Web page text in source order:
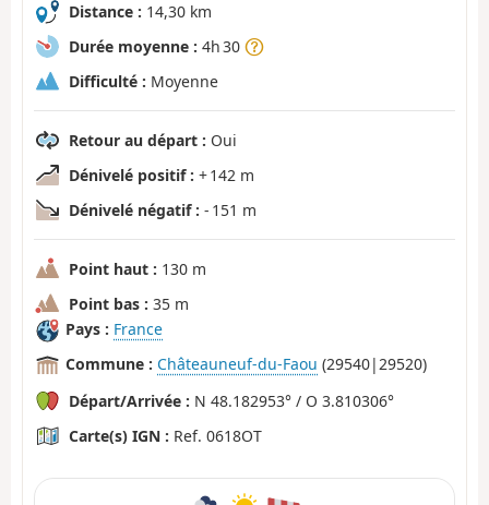
Distance : 14,30 km
Durée moyenne : 4h 30
Difficulté : Moyenne
Retour au départ : Oui
Dénivelé positif : + 142 m
Dénivelé négatif : - 151 m
Point haut : 130 m
Point bas : 35 m
Pays : France
Commune : Châteauneuf-du-Faou (29540|29520)
Départ/Arrivée : N 48.182953° / O 3.810306°
Carte(s) IGN : Ref. 0618OT